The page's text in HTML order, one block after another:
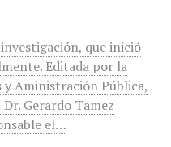
que inició
Editada por la
y Aministración Pública,
Gerardo Tamez
el…